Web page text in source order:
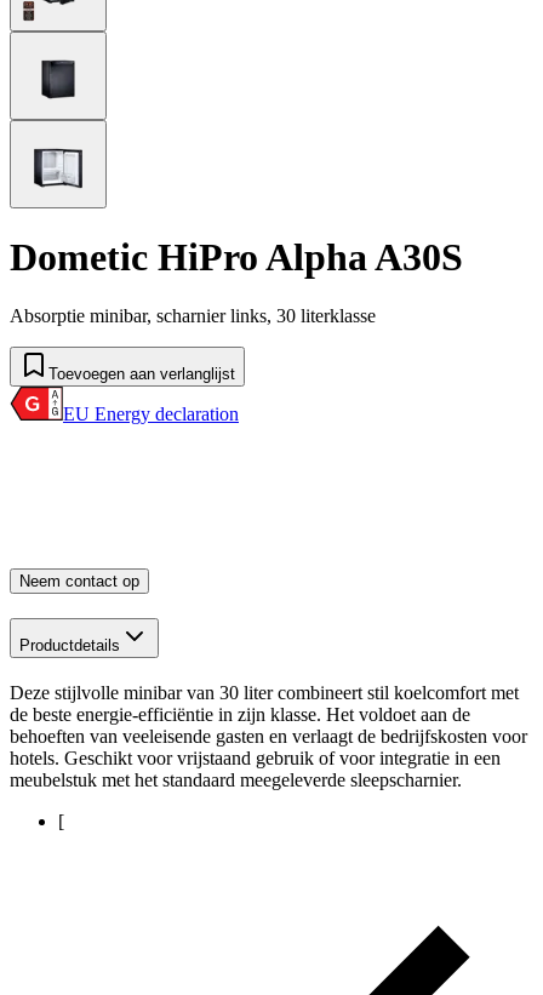
Dometic HiPro Alpha A30S
Absorptie minibar, scharnier links, 30 literklasse
Toevoegen aan verlanglijst
EU Energy declaration
Neem contact op
Productdetails
Deze stijlvolle minibar van 30 liter combineert stil koelcomfort met
de beste energie-efficiëntie in zijn klasse. Het voldoet aan de
behoeften van veeleisende gasten en verlaagt de bedrijfskosten voor
hotels. Geschikt voor vrijstaand gebruik of voor integratie in een
meubelstuk met het standaard meegeleverde sleepscharnier.
[